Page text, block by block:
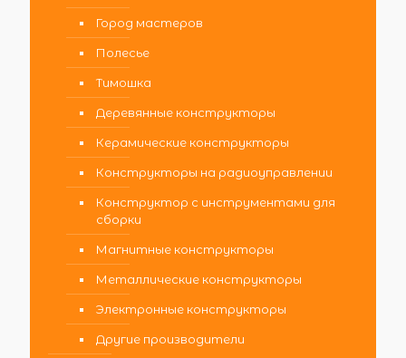
Город мастеров
Полесье
Тимошка
Деревянные конструкторы
Керамические конструкторы
Конструкторы на радиоуправлении
Конструктор с инструментами для
сборки
Магнитные конструкторы
Металлические конструкторы
Электронные конструкторы
Другие производители